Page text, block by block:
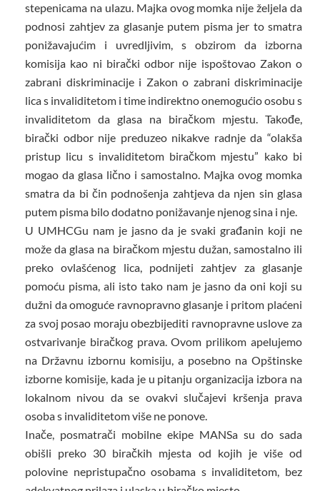
stepenicama na ulazu. Majka ovog momka nije željela da
podnosi zahtjev za glasanje putem pisma jer to smatra
ponižavajućim i uvredljivim, s obzirom da izborna
komisija kao ni birački odbor nije ispoštovao Zakon o
zabrani diskriminacije i Zakon o zabrani diskriminacije
lica s invaliditetom i time indirektno onemogućio osobu s
invaliditetom da glasa na biračkom mjestu. Takođe,
birački odbor nije preduzeo nikakve radnje da “olakša
pristup licu s invaliditetom biračkom mjestu” kako bi
mogao da glasa lično i samostalno. Majka ovog momka
smatra da bi čin podnošenja zahtjeva da njen sin glasa
putem pisma bilo dodatno ponižavanje njenog sina i nje.
U UMHCGu nam je jasno da je svaki građanin koji ne
može da glasa na biračkom mjestu dužan, samostalno ili
preko ovlašćenog lica, podnijeti zahtjev za glasanje
pomoću pisma, ali isto tako nam je jasno da oni koji su
dužni da omoguće ravnopravno glasanje i pritom plaćeni
za svoj posao moraju obezbijediti ravnopravne uslove za
ostvarivanje biračkog prava. Ovom prilikom apelujemo
na Državnu izbornu komisiju, a posebno na Opštinske
izborne komisije, kada je u pitanju organizacija izbora na
lokalnom nivou da se ovakvi slučajevi kršenja prava
osoba s invaliditetom više ne ponove.
Inače, posmatrači mobilne ekipe MANSa su do sada
obišli preko 30 biračkih mjesta od kojih je više od
polovine nepristupačno osobama s invaliditetom, bez